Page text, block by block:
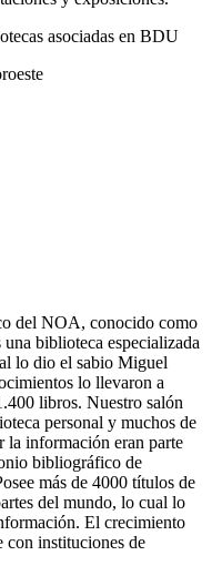
asociadas en BDU
del NOA, conocido como
biblioteca especializada
lo dio el sabio Miguel
lo llevaron a
libros. Nuestro salón
personal y muchos de
la información eran parte
bibliográfico de
más de 4000 títulos de
del mundo, lo cual lo
El crecimiento
con instituciones de